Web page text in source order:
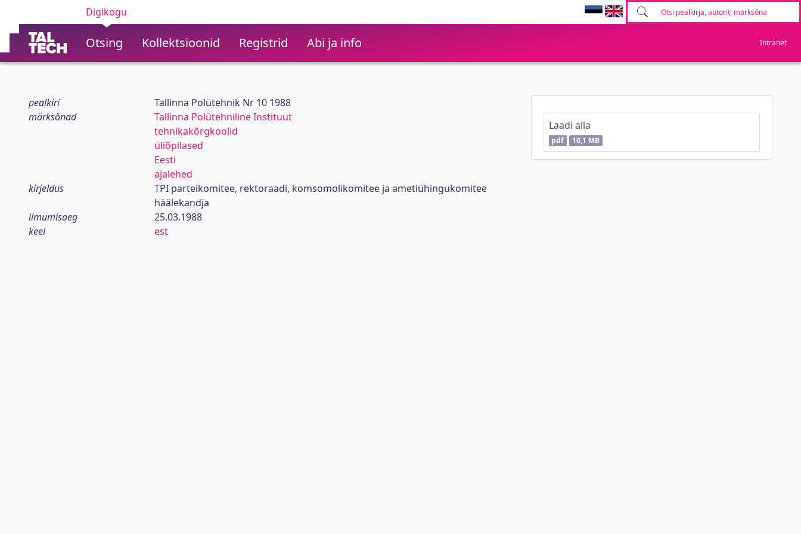
Digikogu
Otsing Kollektsioonid Registrid Abi ja info Intranet
pealkiri
Tallinna Polütehnik Nr 10 1988
märksõnad
Tallinna Polütehniline Instituut
tehnikakõrgkoolid
üliõpilased
Eesti
ajalehed
kirjeldus
TPI parteikomitee, rektoraadi, komsomolikomitee ja ametiühingukomitee
häälekandja
ilmumisaeg
25.03.1988
keel
est
Laadi alla
pdf 10,1 MB